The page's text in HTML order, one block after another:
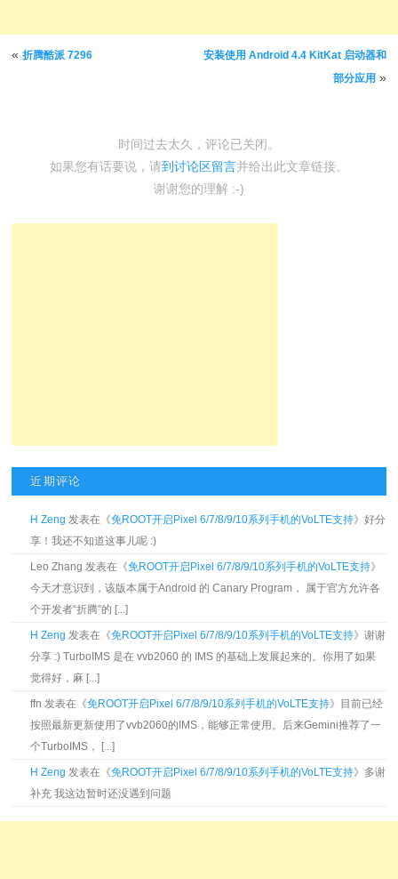
文章导航
«折腾酷派 7296
安装使用 Android 4.4 KitKat 启动器和
部分应用»
时间过去太久，评论已关闭。
如果您有话要说，请到讨论区留言并给出此文章链接。
谢谢您的理解 :-)
近期评论
H Zeng 发表在《免ROOT开启Pixel 6/7/8/9/10系列手机的VoLTE支持》好分
享！我还不知道这事儿呢 :)
Leo Zhang 发表在《免ROOT开启Pixel 6/7/8/9/10系列手机的VoLTE支持》
今天才意识到，该版本属于Android 的 Canary Program， 属于官方允许各
个开发者“折腾”的 [...]
H Zeng 发表在《免ROOT开启Pixel 6/7/8/9/10系列手机的VoLTE支持》谢谢
分享 :) TurboIMS 是在 vvb2060 的 IMS 的基础上发展起来的。你用了如果
觉得好，麻 [...]
ffn 发表在《免ROOT开启Pixel 6/7/8/9/10系列手机的VoLTE支持》目前已经
按照最新更新使用了vvb2060的IMS，能够正常使用。后来Gemini推荐了一
个TurboIMS， [...]
H Zeng 发表在《免ROOT开启Pixel 6/7/8/9/10系列手机的VoLTE支持》多谢
补充 我这边暂时还没遇到问题